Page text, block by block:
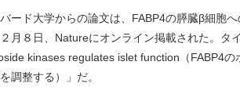
ード大学からの論文は、FABP4の膵臓β細胞
月８日、Natureにオンライン掲載された。タ
kinases regulates islet function（FABP4
調整する）」だ。